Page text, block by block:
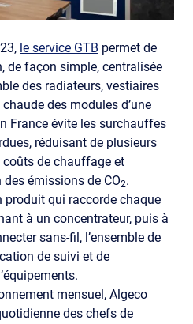
le service GTB permet de
de façon simple, centralisée
des radiateurs, vestiaires
des modules d’une
France évite les surchauffes
réduisant de plusieurs
coûts de chauffage et
émissions de CO2.
produit qui raccorde chaque
à un concentrateur, puis à
sans-fil, l’ensemble de
de suivi et de
mensuel, Algeco
des chefs de